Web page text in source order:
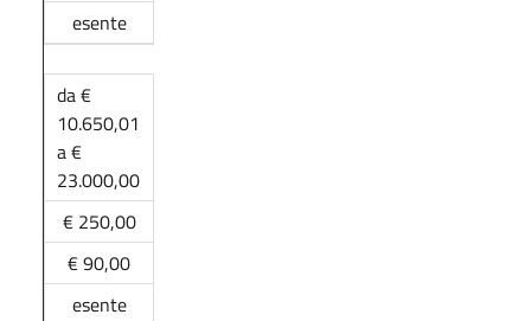
esente
da €
10.650,01
a €
23.000,00
€ 250,00
€ 90,00
esente